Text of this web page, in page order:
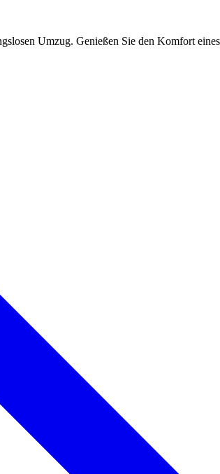
Umzug. Genießen Sie den Komfort